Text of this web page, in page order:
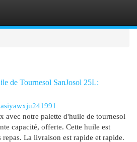
de Tournesol SanJosol 25L:
asiyawxju241991
avec notre palette d'huile de tournesol
capacité, offerte. Cette huile est
La livraison est rapide et rapide.